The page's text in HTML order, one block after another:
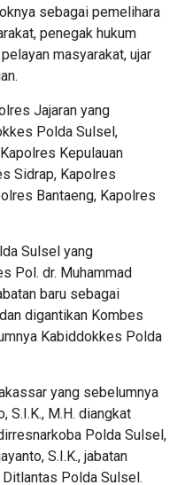
sebagai pemelihara
penegak hukum
masyarakat, ujar
Jajaran yang
Polda Sulsel,
Kepulauan
Sidrap, Kapolres
Bantaeng, Kapolres
Sulsel yang
Pol. dr. Muhammad
baru sebagai
digantikan Kombes
Kabiddokkes Polda
yang sebelumnya
S.I.K., M.H. diangkat
Polda Sulsel,
S.I.K., jabatan
Polda Sulsel.